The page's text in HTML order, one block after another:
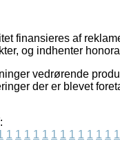
finansieres af
og indhenter
vedrørende
der er blevet
1 1 1 1 1 1 1 1 1 1 1 1 1